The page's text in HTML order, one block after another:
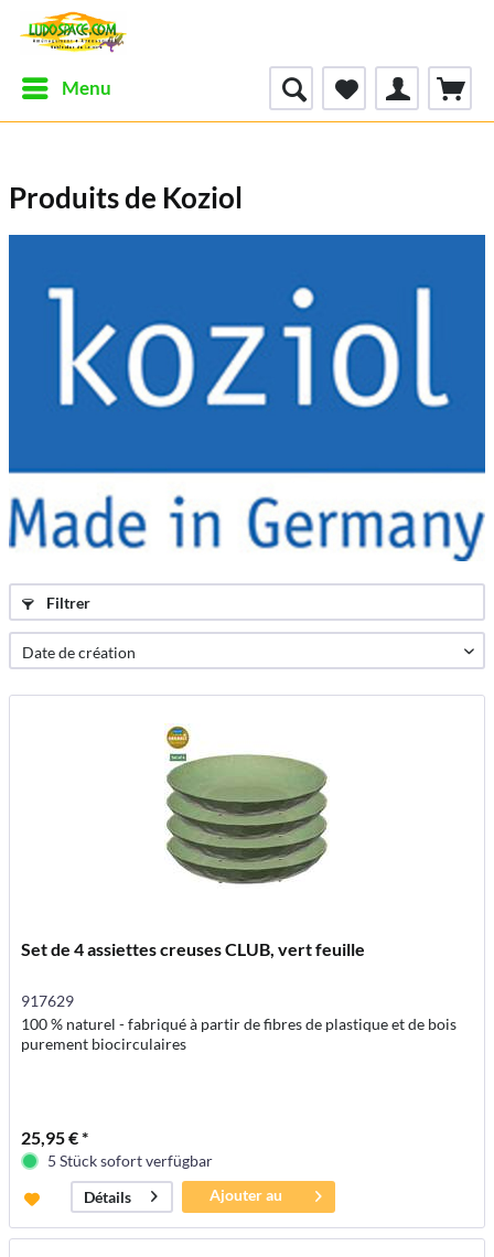
Menu
Produits de Koziol
Filtrer
Set de 4 assiettes creuses CLUB, vert feuille
917629
100 % naturel - fabriqué à partir de fibres de plastique et de bois
purement biocirculaires
25,95 € *
5 Stück sofort verfügbar
Détails
Ajouter au
panier